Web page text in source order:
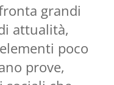
grandi
attualità,
poco
prove,